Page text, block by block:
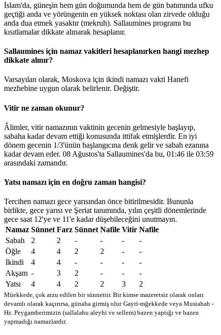
İslam'da, güneşin hem gün doğumunda hem de gün batımında ufku
geçtiği anda ve yörüngenin en yüksek noktası olan zirvede olduğu
anda dua etmek yasaktır (mekruh). Sallaumines programı bu
kısıtlamalar dikkate alınarak hesaplanır.
Sallaumines için namaz vakitleri hesaplanırken hangi mezhep
dikkate alınır?
Varsayılan olarak, Moskova için ikindi namazı vakti Hanefi
mezhebine uygun olarak belirlenir. Değiştir.
Vitir ne zaman okunur?
Âlimler, vitir namazının vaktinin gecenin gelmesiyle başlayıp,
sabaha kadar devam ettiği konusunda ittifak etmişlerdir. En iyi
dönem gecenin 1/3'ünün başlangıcına denk gelir ve sabah ezanına
kadar devam eder. 08 Ağustos'ta Sallaumines'da bu, 01:46 ile 03:59
arasındaki zamandır.
Yatsı namazı için en doğru zaman hangisi?
Tercihen namazı gece yarısından önce bitirilmesidir. Bununla
birlikte, gece yarısı ve Şeriat tanımında, yılın çeşitli dönemlerinde
gece saat 12'ye ve 11'e kadar düşebileceğini unutmayın.
Namaz Sünnet Farz Sünnet Nafile Vitir Nafile
Sabah
2 2 - - -
-
Öğle
4 4 2 2 -
-
Ikindi
4 4 - - -
-
Akşam - 3 2 - -
-
Yatsı
4 4 2 2 3 2
Müekkede, çok arzu edilen bir sünnettir. Bir kimse mazeretsiz olarak onları
devamlı olarak kaçırırsa, günaha girmiş olur Gayri-mğekkede veya Mustahab -
Hz. Peygamberimizin (sallalahu aleyhi ve sellem) bazen yaptığı ve bazen
yapmadığı namazlardır.